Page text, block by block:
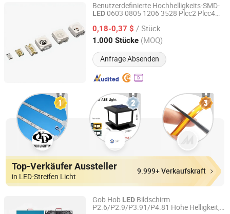
Benutzerdefinierte Hochhelligkeits-SMD-
LED0603 0805 1206 3528 Plcc2 Plcc4
Diode-Lampenperlen
0,18-0,37 $ / Stück
1.000 Stücke (MOQ)
Anfrage Absenden
Shenzhen LZ LED Technology Co., Ltd
Guangdong, China Seit 2026
Top-Verkäufer Aussteller
in LED-Streifen Licht
9.999+ Verkaufskraft
Gob Hob LED Bildschirm
P2.6/P2.9/P3.91/P4.81 Hohe Helligkeit,
sz hongking stage equipment co., ltd.